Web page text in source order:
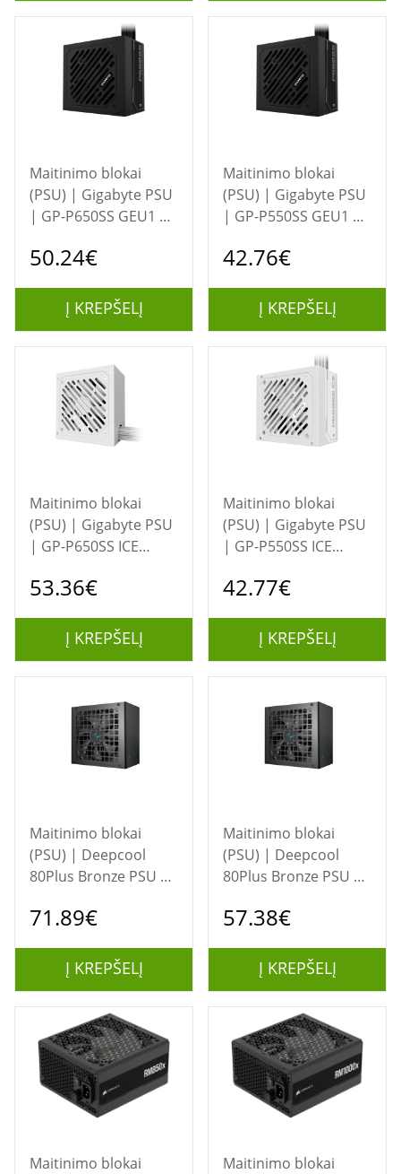
Maitinimo blokai
(PSU) | Gigabyte PSU
| GP-P650SS GEU1 |
50.24€
Į KREPŠELĮ
Maitinimo blokai
(PSU) | Gigabyte PSU
| GP-P550SS GEU1 |
42.76€
Į KREPŠELĮ
Maitinimo blokai
(PSU) | Gigabyte PSU
| GP-P650SS ICE
USED, REFURBISHED,
53.36€
Į KREPŠELĮ
Maitinimo blokai
(PSU) | Gigabyte PSU
| GP-P550SS ICE
42.77€
Į KREPŠELĮ
Maitinimo blokai
(PSU) | Deepcool
80Plus Bronze PSU |
71.89€
Į KREPŠELĮ
Maitinimo blokai
(PSU) | Deepcool
80Plus Bronze PSU |
57.38€
Į KREPŠELĮ
Maitinimo blokai Maitinimo blokai